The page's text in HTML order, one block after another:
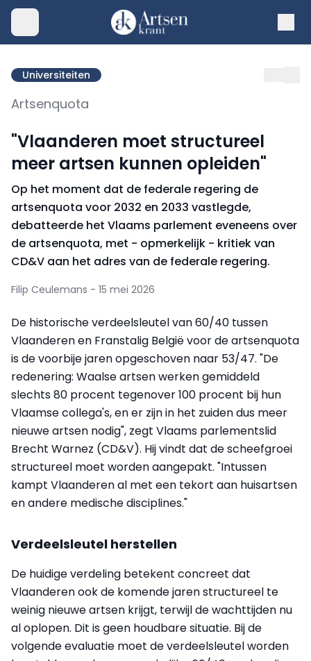
Universiteiten
Artsenquota
"Vlaanderen moet structureel
meer artsen kunnen opleiden"
Op het moment dat de federale regering de
artsenquota voor 2032 en 2033 vastlegde,
debatteerde het Vlaams parlement eveneens over
de artsenquota, met - opmerkelijk - kritiek van
CD&V aan het adres van de federale regering.
Filip Ceulemans - 15 mei 2026
De historische verdeelsleutel van 60/40 tussen
Vlaanderen en Franstalig België voor de artsenquota
is de voorbije jaren opgeschoven naar 53/47. "De
redenering: Waalse artsen werken gemiddeld
slechts 80 procent tegenover 100 procent bij hun
Vlaamse collega's, en er zijn in het zuiden dus meer
nieuwe artsen nodig", zegt Vlaams parlementslid
Brecht Warnez (CD&V). Hij vindt dat de scheefgroei
structureel moet worden aangepakt. "Intussen
kampt Vlaanderen al met een tekort aan huisartsen
en andere medische disciplines."
Verdeelsleutel herstellen
De huidige verdeling betekent concreet dat
Vlaanderen ook de komende jaren structureel te
weinig nieuwe artsen krijgt, terwijl de wachttijden nu
al oplopen. Dit is geen houdbare situatie. Bij de
volgende evaluatie moet de verdeelsleutel worden